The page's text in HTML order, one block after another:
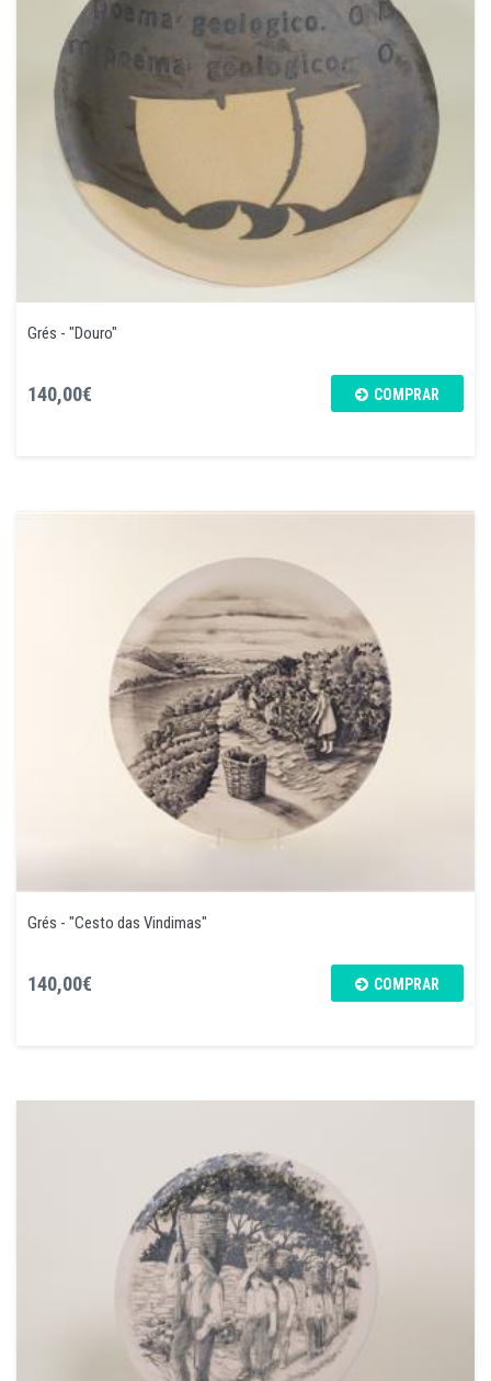
Grés - "Douro"
140,00€ COMPRAR
Grés - "Cesto das Vindimas"
140,00€ COMPRAR